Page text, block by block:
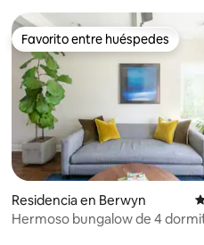
4.92 de 5; 101
Favorito entre huéspedes
Favorito entre huéspedes
Residencia en Berwyn
Hermoso bungalow de 4